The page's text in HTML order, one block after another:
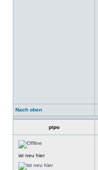
Nach oben
pipo
ist neu hier